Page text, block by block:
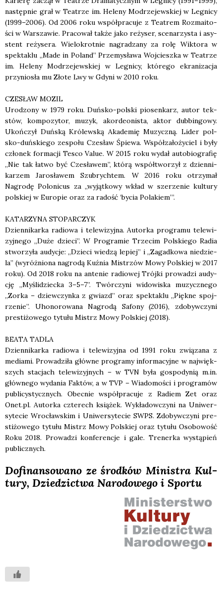
następ­nie grał w Teatrze im. Hele­ny Modrze­jew­skiej w Legni­cy
(1999–2006). Od 2006 roku współ­pra­cu­je z Teatrem Roz­ma­ito­
ści w War­sza­wie. Pra­co­wał tak­że jako reży­ser, sce­na­rzy­sta i asy­
stent reży­se­ra. Wie­lo­krot­nie nagra­dza­ny za rolę Wik­to­ra w
spek­ta­klu „Made in Poland” Prze­my­sła­wa Woj­ciesz­ka w Teatrze
im. Hele­ny Modrze­jew­skiej w Legni­cy, któ­re­go ekra­ni­za­cja
przy­nio­sła mu Zło­te Lwy w Gdy­ni w 2010 roku.
CZESŁAW MOZIL
Uro­dzo­ny w 1979 roku. Duń­sko-pol­ski pio­sen­karz, autor tek­
stów, kom­po­zy­tor, muzyk, akor­de­oni­sta, aktor dub­bin­go­wy.
Ukoń­czył Duń­ską Kró­lew­ską Aka­de­mię Muzycz­ną. Lider pol­
sko-duń­skie­go zespo­łu Cze­sław Śpie­wa. Współ­za­ło­ży­ciel i były
czło­nek for­ma­cji Tesco Value. W 2015 roku wydał auto­bio­gra­fię
„Nie tak łatwo być Cze­sła­wem”, któ­rą współ­two­rzył z dzien­ni­
ka­rzem Jaro­sła­wem Szu­brych­tem. W 2016 roku otrzy­mał
Nagro­dę Polo­ni­cus za „wyjąt­ko­wy wkład w sze­rze­nie kul­tu­ry
pol­skiej w Euro­pie oraz za radość ‘bycia Pola­kiem’”.
KATARZYNA STOPARCZYK
Dzien­ni­kar­ka radio­wa i tele­wi­zyj­na. Autor­ka pro­gra­mu tele­wi­
zyj­ne­go „Duże dzie­ci”. W Pro­gra­mie Trze­cim Pol­skie­go Radia
stwo­rzy­ła audy­cje: „Dzie­ci wie­dzą lepiej” i „Zagad­ko­wa nie­dzie­
la” (wyróż­nio­na nagro­dą Kuź­nia Mistrzów Mowy Pol­skiej w 2017
roku). Od 2018 roku na ante­nie radio­wej Trój­ki pro­wa­dzi audy­
cję „Myśli­dziec­ka 3–5–7”. Twór­czy­ni wido­wi­ska muzycz­ne­go
„Zor­ka – dziew­czyn­ka z gwiazd” oraz spek­ta­klu „Pięk­ne spoj­
rze­nie”. Uho­no­ro­wa­na Nagro­dą Safo­ny (2016), zdo­byw­czy­ni
pre­sti­żo­we­go tytu­łu Mistrz Mowy Pol­skiej (2018).
BEATA TADLA
Dzien­ni­kar­ka radio­wa i tele­wi­zyj­na od 1991 roku zwią­za­na z
media­mi. Pro­wa­dzi­ła głów­ne pro­gra­my infor­ma­cyj­ne w naj­więk­
szych sta­cjach tele­wi­zyj­nych – w TVN była gospo­dy­nią m.in.
głów­ne­go wyda­nia Fak­tów, a w TVP – Wia­do­mo­ści i pro­gra­mów
publi­cy­stycz­nych. Obec­nie współ­pra­cu­je z Radiem Zet oraz
Onet.pl. Autor­ka czte­rech ksią­żek. Wykła­dow­czy­ni na Uni­wer­
sy­te­cie Wro­cław­skim i Uni­wer­sy­te­cie SWPS. Zdo­byw­czy­ni pre­
sti­żo­we­go tytu­łu Mistrz Mowy Pol­skiej oraz tytu­łu Oso­bo­wość
Roku 2018. Pro­wa­dzi kon­fe­ren­cje i gale. Tre­ner­ka wystą­pień
publicz­nych.
Dofi­nan­so­wa­no ze środ­ków Mini­stra Kul­
tu­ry, Dzie­dzic­twa Naro­do­we­go i Spor­tu